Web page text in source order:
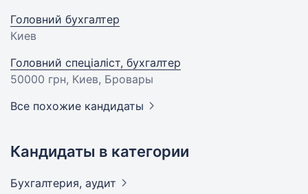
Головний бухгалтер
Киев
Головний спеціаліст, бухгалтер
50000 грн, Киев, Бровары
Все похожие кандидаты
Кандидаты в категории
Бухгалтерия, аудит